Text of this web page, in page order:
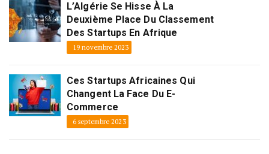
L’Algérie Se Hisse À La
Deuxième Place Du Classement
Des Startups En Afrique
19 novembre 2023
Ces Startups Africaines Qui
Changent La Face Du E-
Commerce
6 septembre 2023